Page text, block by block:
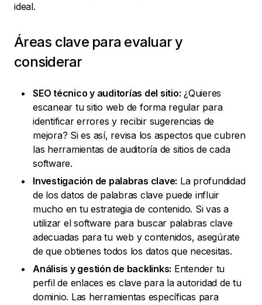
ideal.
Áreas clave para evaluar y
considerar
SEO técnico y auditorías del sitio: ¿Quieres
escanear tu sitio web de forma regular para
identificar errores y recibir sugerencias de
mejora? Si es así, revisa los aspectos que cubren
las herramientas de auditoría de sitios de cada
software.
Investigación de palabras clave: La profundidad
de los datos de palabras clave puede influir
mucho en tu estrategia de contenido. Si vas a
utilizar el software para buscar palabras clave
adecuadas para tu web y contenidos, asegúrate
de que obtienes todos los datos que necesitas.
Análisis y gestión de backlinks: Entender tu
perfil de enlaces es clave para la autoridad de tu
dominio. Las herramientas específicas para